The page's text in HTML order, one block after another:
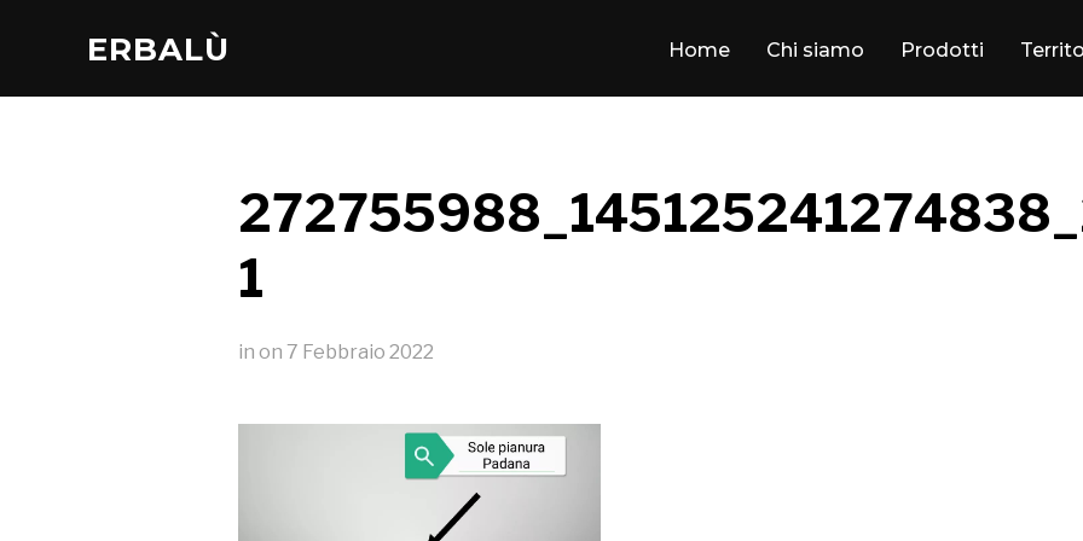
ERBALÙ Home Chi siamo Prodotti
1
in on 7 Febbraio 2022